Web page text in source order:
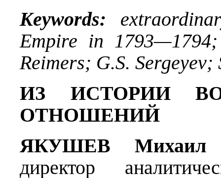
Keywords:
Empire in
Reimers; G.S.
ИЗ ИСТОРИИ
ОТНОШЕНИЙ
ЯКУШЕВ Михаил
директор